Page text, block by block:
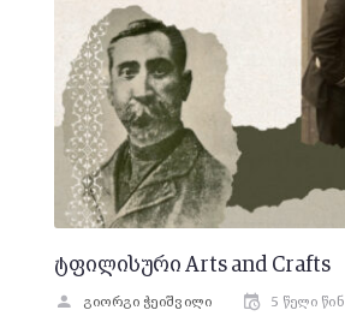
ტფილისური Arts and Crafts
გიორგი ჭეიშვილი 5 წელი წინ